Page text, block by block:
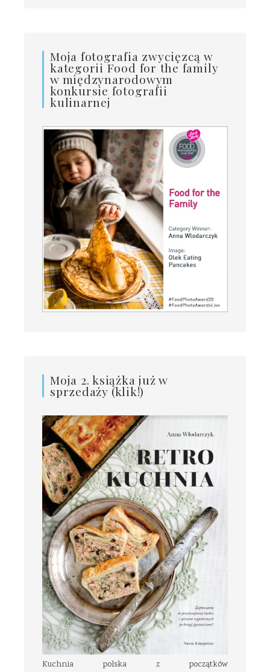
Moja fotografia zwycięzcą w
kategorii Food for the family
w międzynarodowym
konkursie fotografii
kulinarnej
Moja 2. książka już w
sprzedaży (klik!)
Kuchnia polska z początków